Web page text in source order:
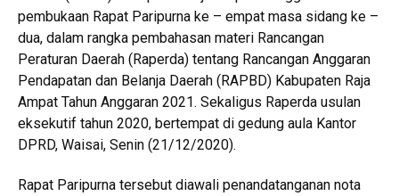
pembukaan Rapat Paripurna ke – empat masa sidang ke –
dua, dalam rangka pembahasan materi Rancangan
Peraturan Daerah (Raperda) tentang Rancangan Anggaran
Pendapatan dan Belanja Daerah (RAPBD) Kabupaten Raja
Ampat Tahun Anggaran 2021. Sekaligus Raperda usulan
eksekutif tahun 2020, bertempat di gedung aula Kantor
DPRD, Waisai, Senin (21/12/2020).
Rapat Paripurna tersebut diawali penandatanganan nota